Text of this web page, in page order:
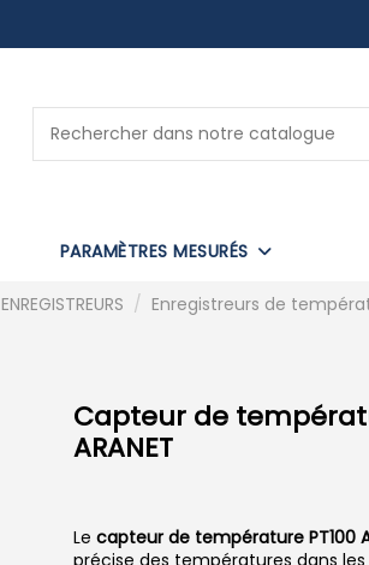
PARAMÈTRES MESURÉS
ENREGISTREURS Enregistreurs de
Capteur de
ARANET
Le capteur de température PT100
précise des températures dans